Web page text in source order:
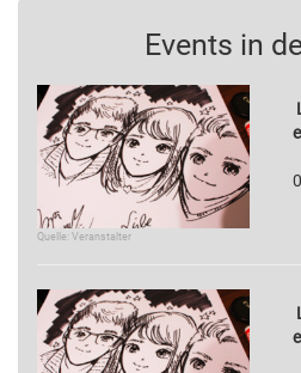
Events in
Quelle: Veranstalter